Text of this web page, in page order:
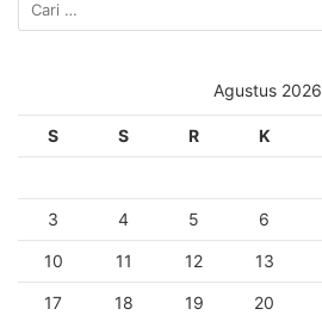
Agustus 2026
S S R K
3 4 5 6
10 11 12 13
17 18 19 20